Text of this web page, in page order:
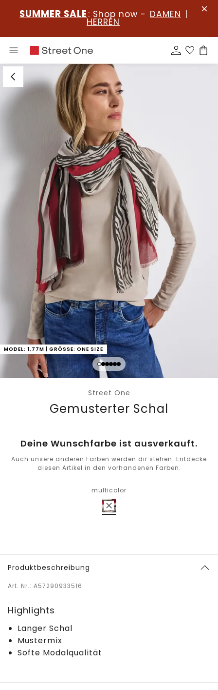
SUMMER SALE : Shop now - DAMEN |
HERREN
MODEL: 1,77M | GRÖSSE: ONE SIZE
Street One
Gemusterter Schal
Deine Wunschfarbe ist ausverkauft.
Auch unsere anderen Farben werden dir stehen. Entdecke
diesen Artikel in den vorhandenen Farben.
multicolor
Produktbeschreibung
Art. Nr.: A57290933516
Highlights
Langer Schal
Mustermix
Softe Modalqualität